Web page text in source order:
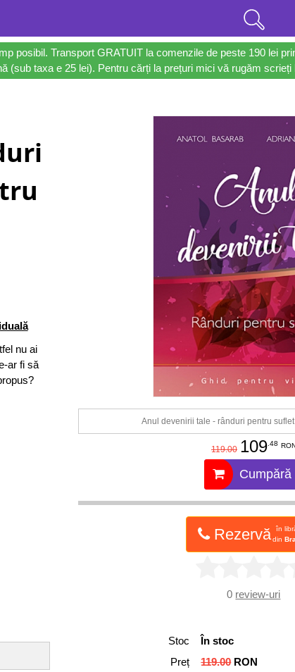
posibil. Transport GRATUIT la comenzile de peste 190 lei
(sub taxa e 25 lei). Pentru cărți la prețuri mici vă rugăm
nu ai
ar fi să
Anul devenirii tale - rânduri pentru
119.00 109.48
Cumpără
Rezervă
în
din
0 review-uri
Stoc
În stoc
Preț
119.00RON